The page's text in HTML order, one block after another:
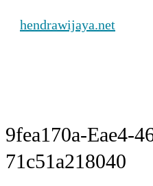
hendrawijaya.net
9fea170a-Eae4-
71c51a218040